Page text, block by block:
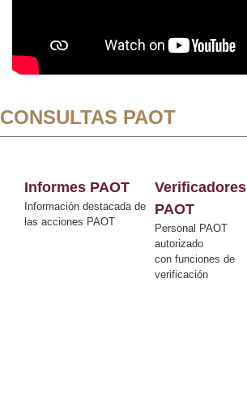
CONSULTAS PAOT
Informes PAOT
Información destacada de
las acciones PAOT
Verificadores
PAOT
Personal PAOT
autorizado
con funciones de
verificación